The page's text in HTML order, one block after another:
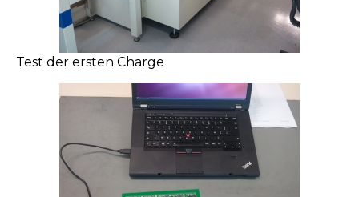
Test der ersten Charge